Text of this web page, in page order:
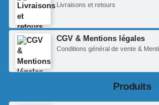
Livraisons et retours
CGV & Mentions légales
Conditions général de vente &
Produits